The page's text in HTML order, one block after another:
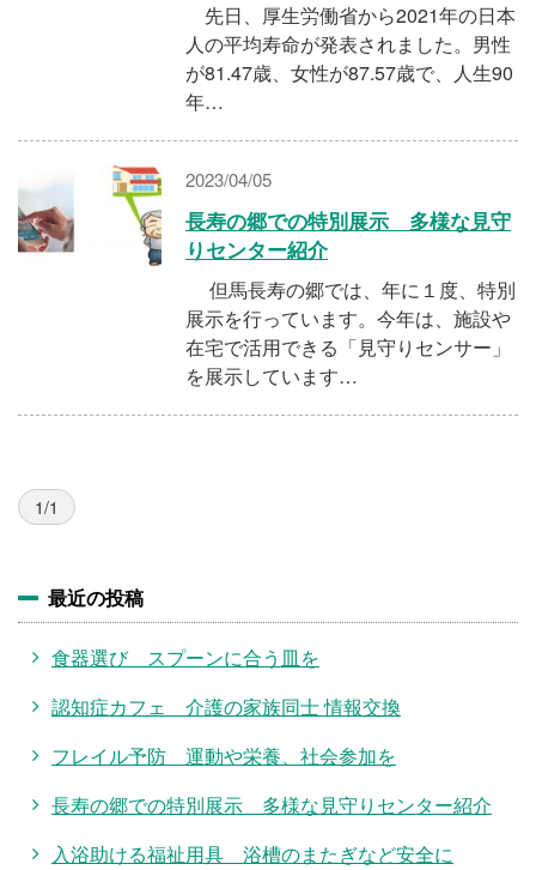
先日、厚生労働省から2021年の日本
人の平均寿命が発表されました。男性
が81.47歳、女性が87.57歳で、人生90
年…
2023/04/05
長寿の郷での特別展示 多様な見守
りセンター紹介
但馬長寿の郷では、年に１度、特別
展示を行っています。今年は、施設や
在宅で活用できる「見守りセンサー」
を展示しています…
1/1
最近の投稿
食器選び スプーンに合う皿を
認知症カフェ 介護の家族同士 情報交換
フレイル予防 運動や栄養、社会参加を
長寿の郷での特別展示 多様な見守りセンター紹介
入浴助ける福祉用具 浴槽のまたぎなど安全に